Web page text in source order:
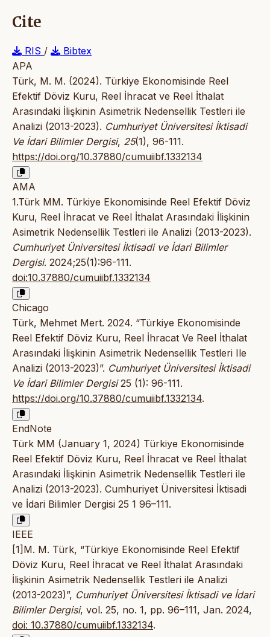
Cite
RIS /
Bibtex
APA
Türk, M. M. (2024). Türkiye Ekonomisinde Reel
Efektif Döviz Kuru, Reel İhracat ve Reel İthalat
Arasındaki İlişkinin Asimetrik Nedensellik Testleri ile
Analizi (2013-2023). Cumhuriyet Üniversitesi İktisadi
Ve İdari Bilimler Dergisi, 25(1), 96-111.
https://doi.org/10.37880/cumuiibf.1332134
AMA
1.Türk MM. Türkiye Ekonomisinde Reel Efektif Döviz
Kuru, Reel İhracat ve Reel İthalat Arasındaki İlişkinin
Asimetrik Nedensellik Testleri ile Analizi (2013-2023).
Cumhuriyet Üniversitesi İktisadi ve İdari Bilimler
Dergisi. 2024;25(1):96-111.
doi:10.37880/cumuiibf.1332134
Chicago
Türk, Mehmet Mert. 2024. “Türkiye Ekonomisinde
Reel Efektif Döviz Kuru, Reel İhracat Ve Reel İthalat
Arasındaki İlişkinin Asimetrik Nedensellik Testleri Ile
Analizi (2013-2023)”. Cumhuriyet Üniversitesi İktisadi
Ve İdari Bilimler Dergisi25 (1): 96-111.
https://doi.org/10.37880/cumuiibf.1332134.
EndNote
Türk MM (January 1, 2024) Türkiye Ekonomisinde
Reel Efektif Döviz Kuru, Reel İhracat ve Reel İthalat
Arasındaki İlişkinin Asimetrik Nedensellik Testleri ile
Analizi (2013-2023). Cumhuriyet Üniversitesi İktisadi
ve İdari Bilimler Dergisi 25 1 96–111.
IEEE
[1]M. M. Türk, “Türkiye Ekonomisinde Reel Efektif
Döviz Kuru, Reel İhracat ve Reel İthalat Arasındaki
İlişkinin Asimetrik Nedensellik Testleri ile Analizi
(2013-2023)”, Cumhuriyet Üniversitesi İktisadi ve İdari
Bilimler Dergisi, vol. 25, no. 1, pp. 96–111, Jan. 2024,
doi: 10.37880/cumuiibf.1332134.